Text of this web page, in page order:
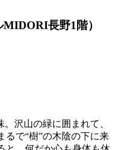
MIDORI長野1階）
沢山の緑に囲まれて、
るで“樹”の木陰の下に来